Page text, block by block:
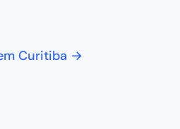
Curitiba →